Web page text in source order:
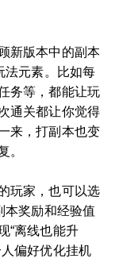
新版本中的副本
法元素。比如每
务等，都能让玩
通关都让你觉得
来，打副本也变
。
玩家，也可以选
本奖励和经验值
“离线也能升
偏好优化挂机